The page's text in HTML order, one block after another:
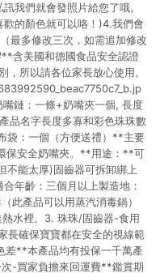
我們就會發照片給您了哦。
的顏色就可以咯！)4.我們會
最多修改三次，如需追加修改
含美國和德國食品安全認證
，所以請各位家長放心使用。
鏈：一條+奶嘴夾一個, 長度
品名字長度多寡和彩色珠珠數
袋：一個（方便送禮）**主要
保安全奶嘴夾。**用途：**可
不能太厚)固齒器可拆卸綁上
年齡：三個月以上製造地：
此產品可以用蒸汽消毒鍋）
水裡。3. 珠珠/固齒器-食用
確保寶寶都在安全的視線範
差**本產品均有投保一千萬產
-買家負擔來回運費**鑑賞期